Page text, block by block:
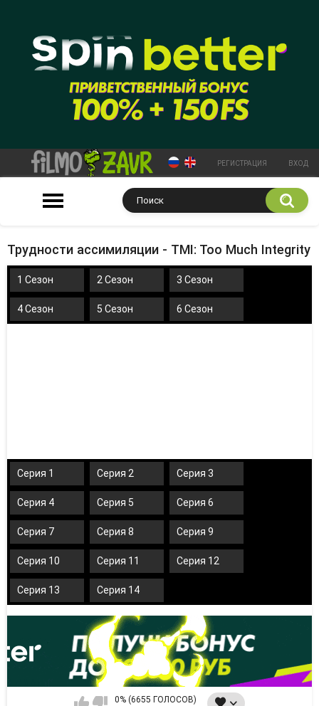
РЕГИСТРАЦИЯ ВХОД
Трудности ассимиляции - TMI: Too Much Integrity
1 Сезон 2 Сезон 3 Сезон
4 Сезон 5 Сезон 6 Сезон
Серия 1 Серия 2 Серия 3
Серия 4 Серия 5 Серия 6
Серия 7 Серия 8 Серия 9
Серия 10 Серия 11 Серия 12
Серия 13 Серия 14
0% (6655 ГОЛОСОВ)